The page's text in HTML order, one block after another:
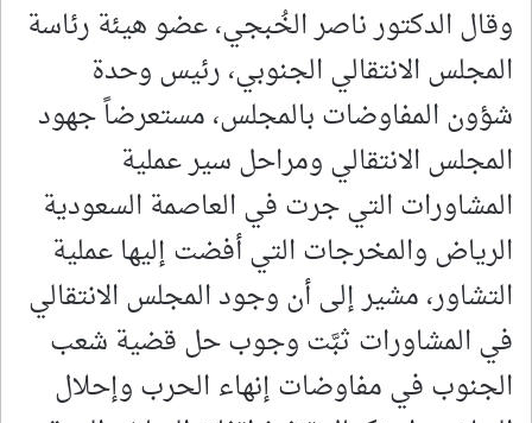
وقال الدكتور ناصر الخُبجي، عضو هيئة رئاسة
المجلس الانتقالي الجنوبي، رئيس وحدة
شؤون المفاوضات بالمجلس، مستعرضاً جهود
المجلس الانتقالي ومراحل سير عملية
المشاورات التي جرت في العاصمة السعودية
الرياض والمخرجات التي أفضت إليها عملية
التشاور، مشير إلى أن وجود المجلس الانتقالي
في المشاورات ثبَّت وجوب حل قضية شعب
الجنوب في مفاوضات إنهاء الحرب وإحلال